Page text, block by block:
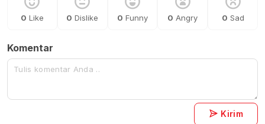
0 Like 0 Dislike 0 Funny 0 Angry 0 Sad
Komentar
Kirim